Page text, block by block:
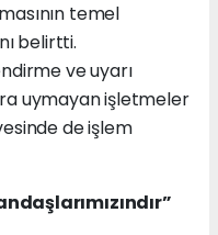
temel
belirtti.
ve uyarı
uymayan işletmeler
de işlem